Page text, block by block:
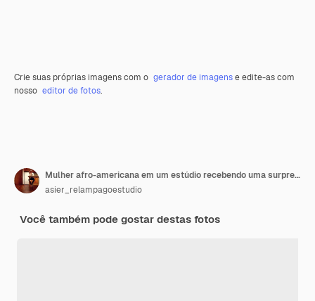
Crie suas próprias imagens com o gerador de imagense edite-as com
nosso editor de fotos.
Mulher afro-americana em um estúdio recebendo uma surpresa agradável excitada e levantando as mãos
asier_relampagoestudio
Você também pode gostar destas fotos